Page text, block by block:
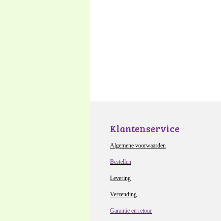
Klantenservice
Algemene voorwaarden
Bestellen
Levering
Verzending
Garantie en retour